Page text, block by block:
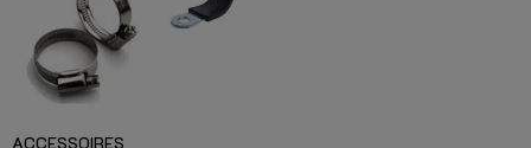
ACCESSOIRES